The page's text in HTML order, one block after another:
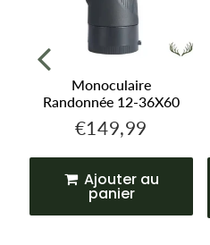
Monoculaire
Randonnée 12-36X60
Prix
€149,99
panier